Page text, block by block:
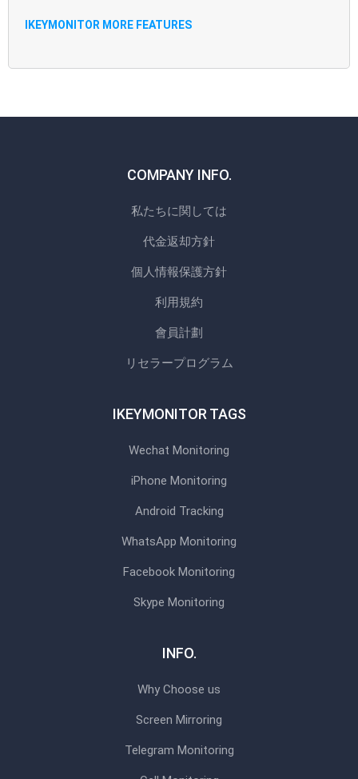
IKEYMONITOR MORE FEATURES
COMPANY INFO.
私たちに関しては
代金返却方針
個人情報保護方針
利用規約
會員計劃
リセラープログラム
IKEYMONITOR TAGS
Wechat Monitoring
iPhone Monitoring
Android Tracking
WhatsApp Monitoring
Facebook Monitoring
Skype Monitoring
INFO.
Why Choose us
Screen Mirroring
Telegram Monitoring